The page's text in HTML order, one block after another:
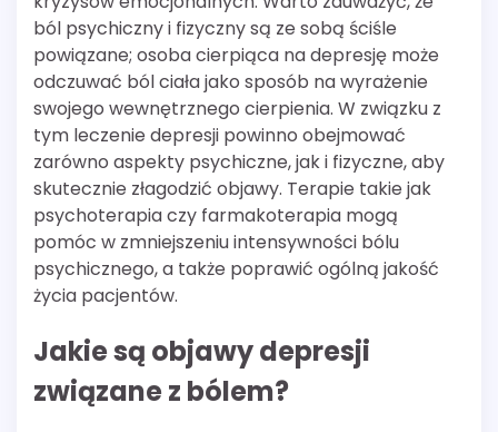
ból psychiczny i fizyczny są ze sobą ściśle
powiązane; osoba cierpiąca na depresję może
odczuwać ból ciała jako sposób na wyrażenie
swojego wewnętrznego cierpienia. W związku z
tym leczenie depresji powinno obejmować
zarówno aspekty psychiczne, jak i fizyczne, aby
skutecznie złagodzić objawy. Terapie takie jak
psychoterapia czy farmakoterapia mogą
pomóc w zmniejszeniu intensywności bólu
psychicznego, a także poprawić ogólną jakość
życia pacjentów.
Jakie są objawy depresji
związane z bólem?